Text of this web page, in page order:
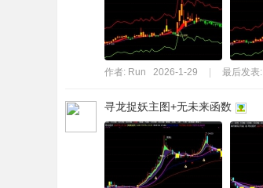
作者: Run 2026-1-29 最后发表:
寻龙捉妖主图+无未来函数